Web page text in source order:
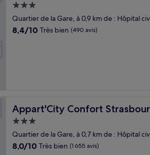
Hébergement
3.0 étoiles
Quartier de la Gare, à 0,9 km de : Hôpital
8.4
8,4/10 Très bien (490 avis)
Appart'City Confort
Appart'City Confort Strasbourg
Hébergement
3.0 étoiles
Quartier de la Gare, à 0,7 km de : Hôpital
8.0
8,0/10 Très bien (1 655 avis)